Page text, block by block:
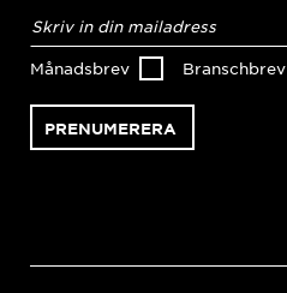
postadress*
Månadsbrev Branschbrev